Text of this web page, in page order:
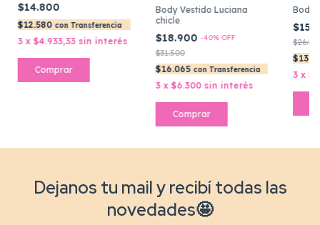
$14.800
$12.580 con Transferencia
3 x$4.933,33 sin interés
Comprar
Body Vestido Luciana
chicle
$18.900 -40% OFF
$31.500
$16.065 con Transferencia
3 x$6.300 sin interés
Comprar
Body
3 x
Dejanos tu mail y recibí todas las
novedades🤩